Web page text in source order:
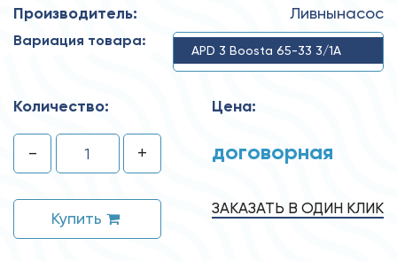
Производитель: Ливнынасос
Вариация товара:
APD 3 Boosta 65-33 3/1А
Количество:
- +
Купить
Цена:
договорная
ЗАКАЗАТЬ В ОДИН КЛИК